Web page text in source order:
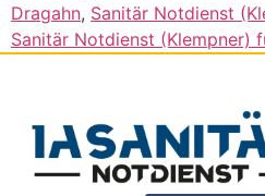
Dragahn, Sanitär Notdienst
Sanitär Notdienst (Klempner)